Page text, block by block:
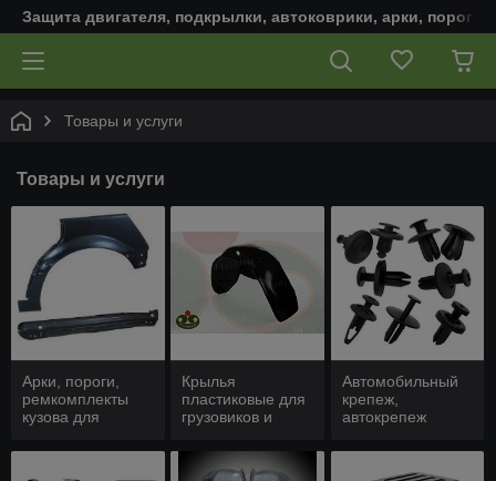
Защита двигателя, подкрылки, автоковрики, арки,
Товары и услуги
Товары и услуги
Арки, пороги,
ремкомплекты
кузова для
Крылья
пластиковые для
грузовиков и
авто
Автомобильный
крепеж,
автокрепеж